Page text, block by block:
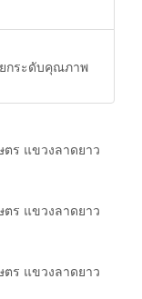
ยกระดับคุณภาพ
ร แขวงลาดยาว
ร แขวงลาดยาว
ร แขวงลาดยาว